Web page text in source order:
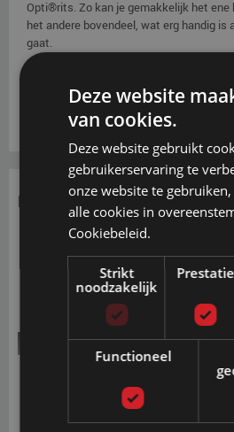
Opti®rits. Zo kan je gemakkelijk het ene
het andere bovendeel, wat erg handig is
gaat.
Foamranden
Softside HR RG40
De HR40-schuim foambalken en extra
een ventilerende non-woven laag
altijd in prima staat en worden het
geoptimaliseerd.
Deze website
van cookies.
Deze website gebruikt
gebruikerservaring te
onze website te
alle cookies in
Cookiebeleid.
Strikt
noodzakelijk
Prestatie
Functioneel